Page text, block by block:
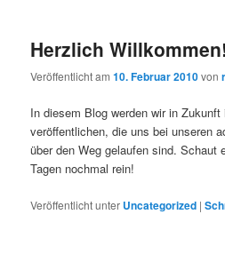
Herzlich Willkommen!
Veröffentlicht am10. Februar 2010von
In diesem Blog werden wir in
veröffentlichen, die uns bei unseren
über den Weg gelaufen sind. Schaut
Tagen nochmal rein!
Veröffentlicht unter Uncategorized |